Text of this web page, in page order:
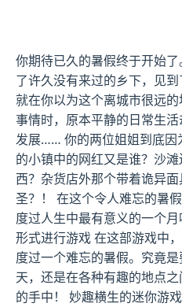
你期待已久的暑假终于开始
了许久没有来过的乡下，见到
就在你以为这个离城市很远
事情时，原本平静的日常生
发展…… 你的两位姐姐到底因
的小镇中的网红又是谁？沙
西？杂货店外那个带着诡异
圣？！ 在这个令人难忘的暑
度过人生中最有意义的一个
形式进行游戏 在这部游戏中
度过一个难忘的暑假。究竟
天，还是在各种有趣的地点
的手中！ 妙趣横生的迷你游